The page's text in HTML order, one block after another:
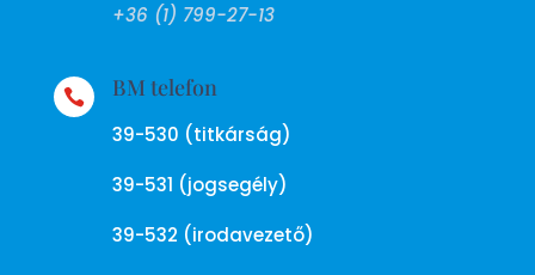
+36 (1) 799-27-13
 BM telefon
39-530 (titkárság)
39-531 (jogsegély)
39-532 (irodavezető)